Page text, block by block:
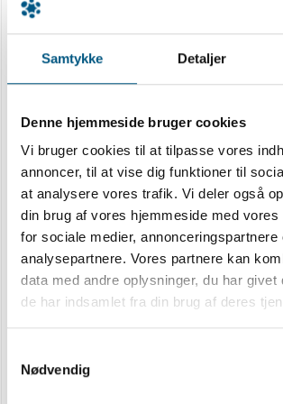
Samtykke Detaljer
Denne hjemmeside bruger cookies
Vi bruger cookies til at tilpasse vores
annoncer, til at vise dig funktioner til
at analysere vores trafik. Vi deler også
din brug af vores hjemmeside med vores
for sociale medier, annonceringspartnere
analysepartnere. Vores partnere kan
data med andre oplysninger, du har givet
de har indsamlet fra din brug af deres
Nødvendig
strålebehandling af hele
kliniske studie er et skridt hen i
fokal behandling til denne gruppe
Potentialet i at give fokal
sandsynligheden for helbredelse
20 % og samtidig mindske
strålebehandlingen.
Det kliniske studie er godkendt
instanser og forventes
efteråret 2020. Projektet
Kræftafdelingen på
lokalt hospital. Forundersøgelser,
behandling vil finde sted